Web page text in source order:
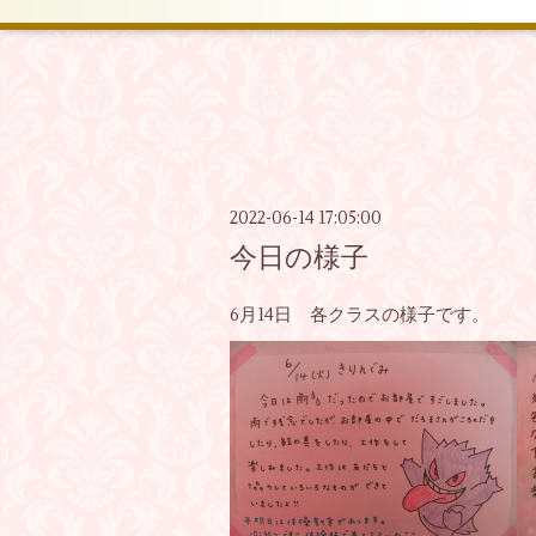
2022-06-14 17:05:00
今日の様子
6月14日 各クラスの様子です。